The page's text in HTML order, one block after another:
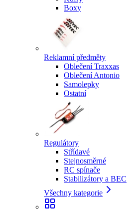
Boxy
Reklamní předměty
Oblečení Traxxas
Oblečení Antonio
Samolepky
Ostatní
Regulátory
Střídavé
Stejnosměrné
RC spínače
Stabilizátory a BEC
Všechny kategorie